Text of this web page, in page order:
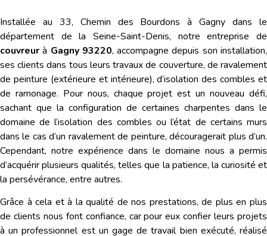
Installée au 33, Chemin des Bourdons à Gagny dans le
département de la Seine-Saint-Denis, notre entreprise de
couvreur à Gagny 93220, accompagne depuis son installation,
ses clients dans tous leurs travaux de couverture, de ravalement
de peinture (extérieure et intérieure), d’isolation des combles et
de ramonage. Pour nous, chaque projet est un nouveau défi,
sachant que la configuration de certaines charpentes dans le
domaine de l’isolation des combles ou l’état de certains murs
dans le cas d’un ravalement de peinture, découragerait plus d’un.
Cependant, notre expérience dans le domaine nous a permis
d’acquérir plusieurs qualités, telles que la patience, la curiosité et
la persévérance, entre autres.
Grâce à cela et à la qualité de nos prestations, de plus en plus
de clients nous font confiance, car pour eux confier leurs projets
à un professionnel est un gage de travail bien exécuté, réalisé